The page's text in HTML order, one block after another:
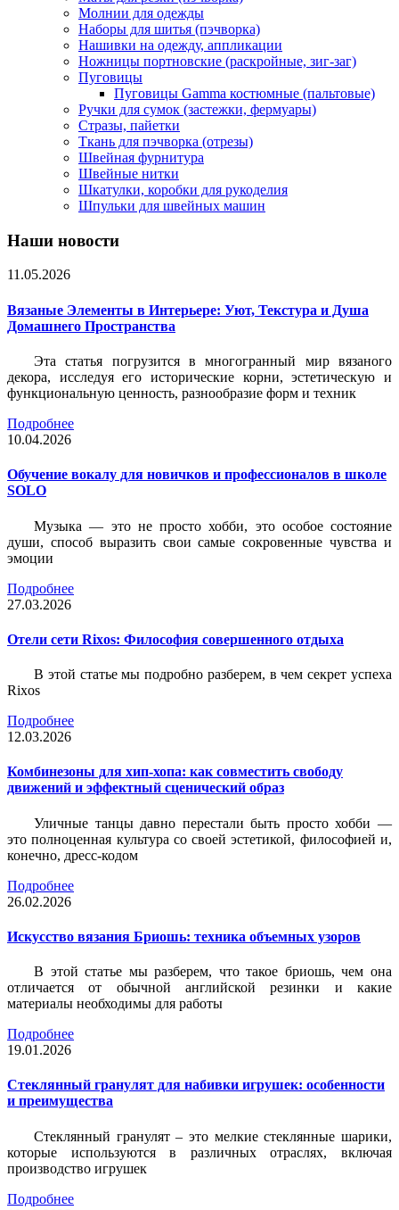
Молнии для одежды
Наборы для шитья (пэчворка)
Нашивки на одежду, аппликации
Ножницы портновские (раскройные, зиг-заг)
Пуговицы
Пуговицы Gamma костюмные (пальтовые)
Ручки для сумок (застежки, фермуары)
Стразы, пайетки
Ткань для пэчворка (отрезы)
Швейная фурнитура
Швейные нитки
Шкатулки, коробки для рукоделия
Шпульки для швейных машин
Наши новости
11.05.2026
Вязаные Элементы в Интерьере: Уют, Текстура и Душа
Домашнего Пространства
Эта статья погрузится в многогранный мир вязаного
декора, исследуя его исторические корни, эстетическую и
функциональную ценность, разнообразие форм и техник
Подробнее
10.04.2026
Обучение вокалу для новичков и профессионалов в школе
SOLO
Музыка — это не просто хобби, это особое состояние
души, способ выразить свои самые сокровенные чувства и
эмоции
Подробнее
27.03.2026
Отели сети Rixos: Философия совершенного отдыха
В этой статье мы подробно разберем, в чем секрет успеха
Rixos
Подробнее
12.03.2026
Комбинезоны для хип-хопа: как совместить свободу
движений и эффектный сценический образ
Уличные танцы давно перестали быть просто хобби —
это полноценная культура со своей эстетикой, философией и,
конечно, дресс-кодом
Подробнее
26.02.2026
Искусство вязания Бриошь: техника объемных узоров
В этой статье мы разберем, что такое бриошь, чем она
отличается от обычной английской резинки и какие
материалы необходимы для работы
Подробнее
19.01.2026
Стеклянный гранулят для набивки игрушек: особенности
и преимущества
Стеклянный гранулят – это мелкие стеклянные шарики,
которые используются в различных отраслях, включая
производство игрушек
Подробнее